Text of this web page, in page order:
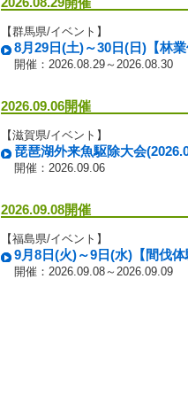
【群馬県/イベント】
8月29日(土)～30日(日)【林
開催：2026.08.29～2026.08.30
2026.09.06開催
【滋賀県/イベント】
琵琶湖外来魚駆除大会
開催：2026.09.06
2026.09.08開催
【福島県/イベント】
9月8日(火)～9日(水)【間伐
開催：2026.09.08～2026.09.09